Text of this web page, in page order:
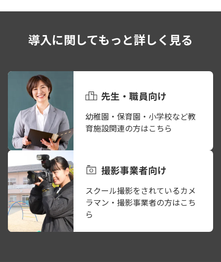
導入に関してもっと詳しく見る
先生・職員向け
幼稚園・保育園・小学校など教
育施設関連の方はこちら
撮影事業者向け
スクール撮影をされているカメ
ラマン・撮影事業者の方はこち
ら